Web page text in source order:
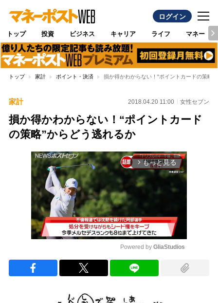
ログイン
トップ 投資 ビジネス キャリア ライフ マネー
トップ 家計 ポイント・決済 損か得かわからない！“ポイントカードの策略”
家計 2018.04.20 11:00 女性セブン
損か得かわからない！“ポイントカード
の策略”からどう逃れるか
arrow_forward_ios もっと見る
Powered by GliaStudios